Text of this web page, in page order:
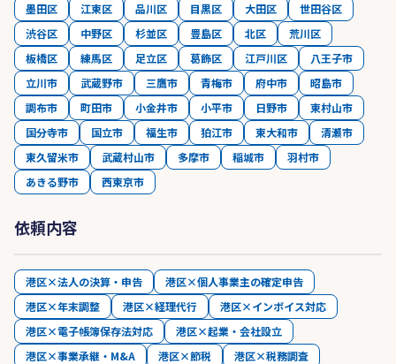
墨田区
江東区 品川区 目黒区 大田区
世田谷区
渋谷区
中野区 杉並区 豊島区 北区
荒川区
板橋区
練馬区 足立区 葛飾区 江戸川区
八王子市
立川市
武蔵野市 三鷹市 青梅市 府中市
昭島市
調布市
町田市 小金井市 小平市 日野市
東村山市
国分寺市
国立市 福生市 狛江市 東大和市
清瀬市
東久留米市
武蔵村山市 多摩市 稲城市
羽村市
あきる野市
西東京市
依頼内容
港区×法人の決算・申告
港区×個人事業主の確定申告
港区×年末調整
港区×経理代行
港区×インボイス対応
港区×電子帳簿保存法対応
港区×起業・会社設立
港区×事業承継・M&A
港区×節税
港区×税務調査